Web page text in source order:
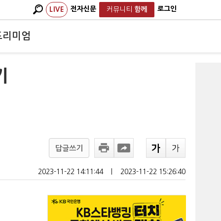
LIVE 전자신문 커뮤니티 함께 로그인
리미엄
답글쓰기
2023-11-22 14:11:44 2023-11-22 15:26:40